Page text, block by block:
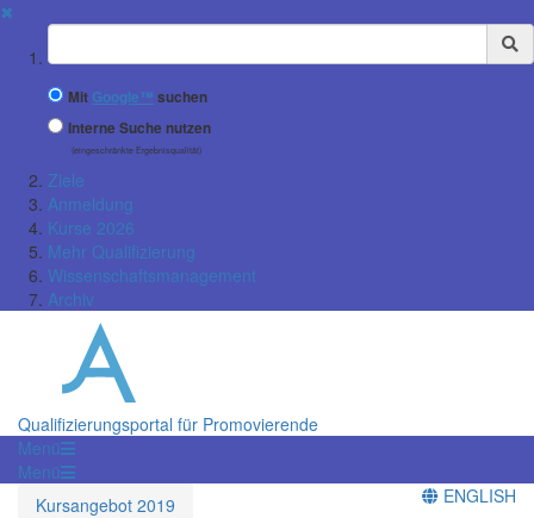
✖
Suchbegriff
Mit Google™ suchen
Interne Suche nutzen
(eingeschränkte Ergebnisqualität)
Ziele
Anmeldung
Kurse 2026
Mehr Qualifizierung
Wissenschaftsmanagement
Archiv
Qualifizierungsportal für Promovierende
Menü
Menü
Kursangebot 2019
ENGLISH